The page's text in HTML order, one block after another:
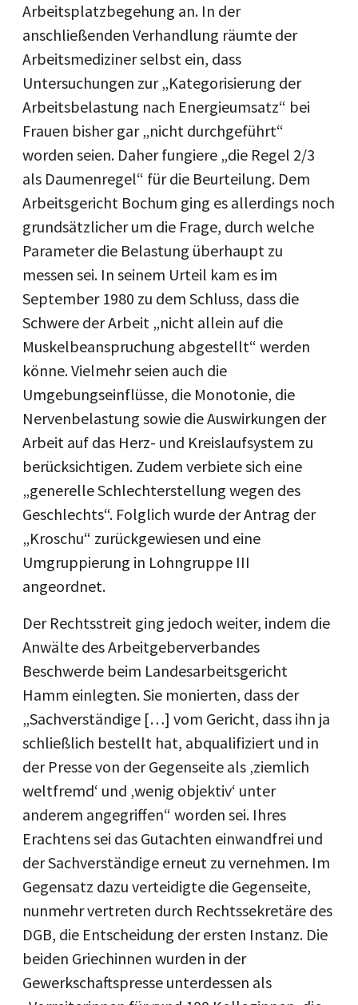
Arbeitsplatzbegehung an. In der
anschließenden Verhandlung räumte der
Arbeitsmediziner selbst ein, dass
Untersuchungen zur „Kategorisierung der
Arbeitsbelastung nach Energieumsatz“ bei
Frauen bisher gar „nicht durchgeführt“
worden seien. Daher fungiere „die Regel 2/3
als Daumenregel“ für die Beurteilung. Dem
Arbeitsgericht Bochum ging es allerdings noch
grundsätzlicher um die Frage, durch welche
Parameter die Belastung überhaupt zu
messen sei. In seinem Urteil kam es im
September 1980 zu dem Schluss, dass die
Schwere der Arbeit „nicht allein auf die
Muskelbeanspruchung abgestellt“ werden
könne. Vielmehr seien auch die
Umgebungseinflüsse, die Monotonie, die
Nervenbelastung sowie die Auswirkungen der
Arbeit auf das Herz- und Kreislaufsystem zu
berücksichtigen. Zudem verbiete sich eine
„generelle Schlechterstellung wegen des
Geschlechts“. Folglich wurde der Antrag der
„Kroschu“ zurückgewiesen und eine
Umgruppierung in Lohngruppe III
angeordnet.
Der Rechtsstreit ging jedoch weiter, indem die
Anwälte des Arbeitgeberverbandes
Beschwerde beim Landesarbeitsgericht
Hamm einlegten. Sie monierten, dass der
„Sachverständige […] vom Gericht, dass ihn ja
schließlich bestellt hat, abqualifiziert und in
der Presse von der Gegenseite als ‚ziemlich
weltfremd‘ und ‚wenig objektiv‘ unter
anderem angegriffen“ worden sei. Ihres
Erachtens sei das Gutachten einwandfrei und
der Sachverständige erneut zu vernehmen. Im
Gegensatz dazu verteidigte die Gegenseite,
nunmehr vertreten durch Rechtssekretäre des
DGB, die Entscheidung der ersten Instanz. Die
beiden Griechinnen wurden in der
Gewerkschaftspresse unterdessen als